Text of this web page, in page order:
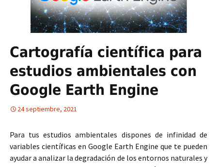
Cartografía científica para
estudios ambientales con
Google Earth Engine
24 septiembre, 2021
Para tus estudios ambientales dispones de infinidad de
variables científicas en Google Earth Engine que te pueden
ayudar a analizar la degradación de los entornos naturales y